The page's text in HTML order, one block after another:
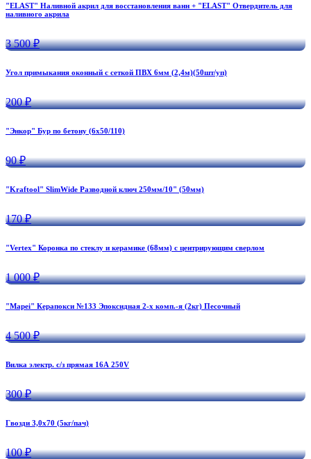
"ELAST" Наливной акрил для восстановления ванн + "ELAST" Отвердитель для
наливного акрила
3 500 ₽
Угол примыкания оконный с сеткой ПВХ 6мм (2,4м)(50шт/уп)
200 ₽
"Энкор" Бур по бетону (6х50/110)
90 ₽
"Kraftool" SlimWide Разводной ключ 250мм/10" (50мм)
170 ₽
"Vertex" Коронка по стеклу и керамике (68мм) с центрирующим сверлом
1 000 ₽
"Mapei" Керапокси №133 Эпоксидная 2-х комп.-я (2кг) Песочный
4 500 ₽
Вилка электр. с/з прямая 16А 250V
300 ₽
Гвозди 3,0х70 (5кг/пач)
100 ₽